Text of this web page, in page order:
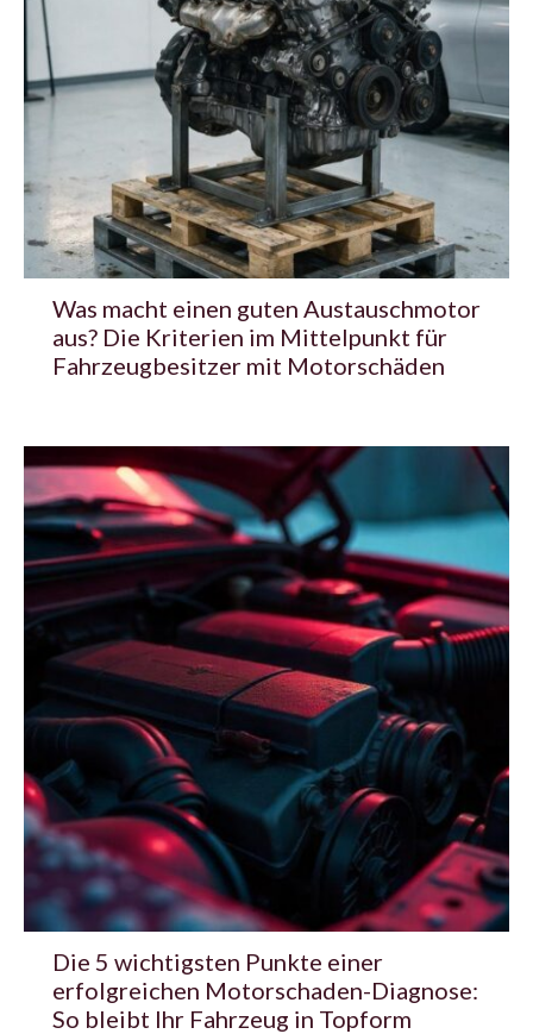
Was macht einen guten Austauschmotor
aus? Die Kriterien im Mittelpunkt für
Fahrzeugbesitzer mit Motorschäden
Die 5 wichtigsten Punkte einer
erfolgreichen Motorschaden-Diagnose:
So bleibt Ihr Fahrzeug in Topform